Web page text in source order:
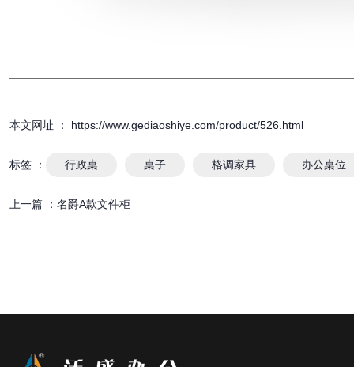
本文网址 ： https://www.gediaoshiye.com/product/526.html
标签 ： 行政桌 桌子 格调家具 办公桌位
上一篇 ： 名爵A款文件柜